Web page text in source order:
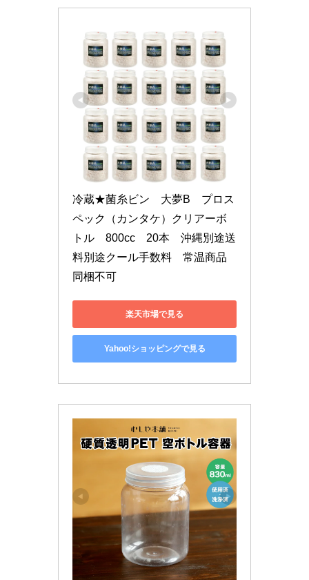
冷蔵★菌糸ビン　大夢B　プロス
ペック（カンタケ）クリアーボ
トル　800cc　20本　沖縄別途送
料別途クール手数料　常温商品
同梱不可
楽天市場で見る
Yahoo!ショッピングで見る